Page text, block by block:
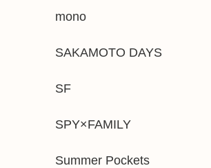
mono
SAKAMOTO DAYS
SF
SPY×FAMILY
Summer Pockets